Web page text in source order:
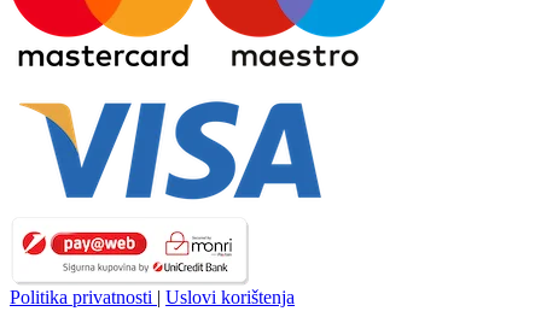
Politika privatnosti | Uslovi korištenja